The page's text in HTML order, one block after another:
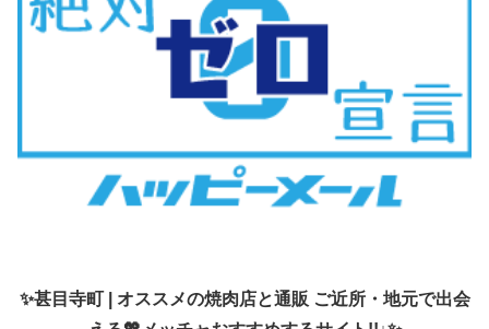
✨甚目寺町 | オススメの焼肉店と通販 ご近所・地元で出会